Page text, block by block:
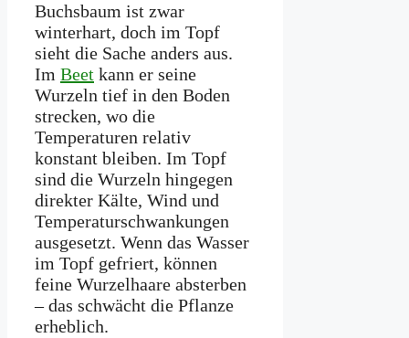
Buchsbaum ist zwar
winterhart, doch im Topf
sieht die Sache anders aus.
Im Beet kann er seine
Wurzeln tief in den Boden
strecken, wo die
Temperaturen relativ
konstant bleiben. Im Topf
sind die Wurzeln hingegen
direkter Kälte, Wind und
Temperaturschwankungen
ausgesetzt. Wenn das Wasser
im Topf gefriert, können
feine Wurzelhaare absterben
– das schwächt die Pflanze
erheblich.